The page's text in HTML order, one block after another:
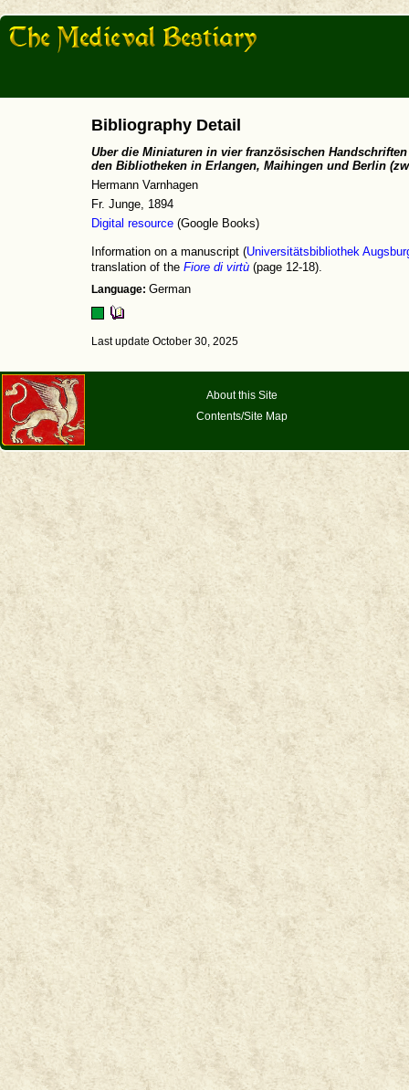
Bibliography Detail
Uber die Miniaturen in vier französischen
den Bibliotheken in Erlangen, Maihingen und Berlin
Hermann Varnhagen
Fr. Junge, 1894
Digital resource (Google Books)
Information on a manuscript (Universitätsbibliothek
translation of the Fiore di virtù (page 12-18).
Language: German
Last update October 30, 2025
About this Site
Contents/Site Map